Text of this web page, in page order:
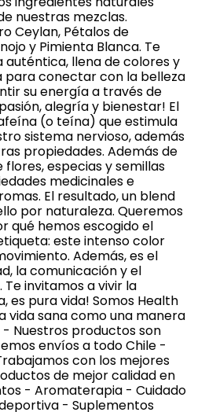
nuestras mezclas.
Ceylan, Pétalos de
y Pimienta Blanca. Te
auténtica, llena de colores y
para conectar con la belleza
su energía a través de
alegría y bienestar! El
(o teína) que estimula
sistema nervioso, además
propiedades. Además de
especias y semillas
medicinales e
El resultado, un blend
por naturaleza. Queremos
qué hemos escogido el
este intenso color
Además, es el
la comunicación y el
invitamos a vivir la
es pura vida! Somos Health
vida sana como una manera
Nuestros productos son
envíos a todo Chile -
con los mejores
de mejor calidad en
- Aromaterapia - Cuidado
- Suplementos